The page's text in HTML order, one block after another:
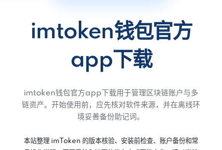
imtoken钱包官方
app下载
imtoken钱包官方app下载用于管理区块链账户与多
链资产。开始使用前，应先核对软件来源，并在离线环
境妥善备份助记词。
本站整理 imToken 的版本核验、安装前检查、账户备份和常